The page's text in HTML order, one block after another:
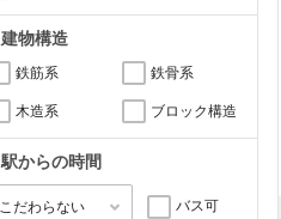
建物構造
鉄筋系 鉄骨系
木造系 ブロック構造
駅からの時間
バス可